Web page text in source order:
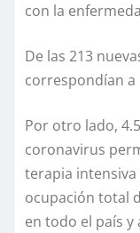
con la
De las 213
correspondían a
Por otro lado,
coronavirus
terapia intensiva
ocupación total
en todo el país y